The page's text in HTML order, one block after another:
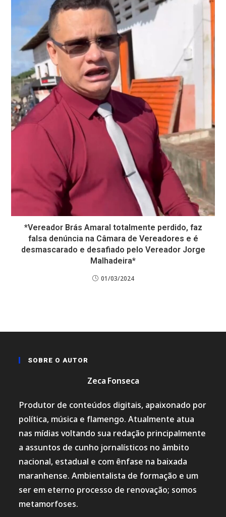
*Vereador Brás Amaral totalmente perdido, faz
falsa denúncia na Câmara de Vereadores e é
desmascarado e desafiado pelo Vereador Jorge
Malhadeira*
01/03/2024
SOBRE O AUTOR
Zeca Fonseca
Produtor de conteúdos digitais, apaixonado por
política, música e flamengo. Atualmente atua
nas mídias voltando sua redação principalmente
a assuntos de cunho jornalísticos no âmbito
nacional, estadual e com ênfase na baixada
maranhense. Ambientalista de formação e um
ser em eterno processo de renovação; somos
metamorfoses.